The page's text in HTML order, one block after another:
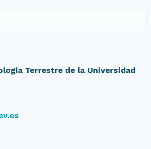
Terrestre de la Universidad